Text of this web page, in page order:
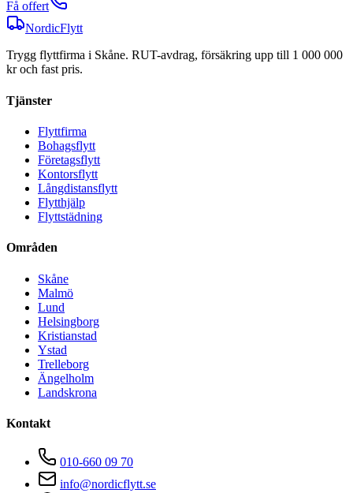
Få offert
NordicFlytt
Trygg flyttfirma i Skåne. RUT-avdrag, försäkring upp till 1 000 000
kr och fast pris.
Tjänster
Flyttfirma
Bohagsflytt
Företagsflytt
Kontorsflytt
Långdistansflytt
Flytthjälp
Flyttstädning
Områden
Skåne
Malmö
Lund
Helsingborg
Kristianstad
Ystad
Trelleborg
Ängelholm
Landskrona
Kontakt
010-660 09 70
info@nordicflytt.se